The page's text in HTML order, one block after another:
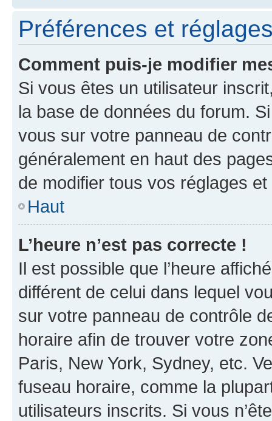
Préférences et
Comment puis-je modifier
Si vous êtes un utilisateur
la base de données du forum.
vous sur votre panneau de
généralement en haut des
de modifier tous vos réglages
Haut
L’heure n’est pas correcte !
Il est possible que l’heure
différent de celui dans lequel
sur votre panneau de contrôle
horaire afin de trouver votre
Paris, New York, Sydney, etc.
fuseau horaire, comme la
utilisateurs inscrits. Si vous